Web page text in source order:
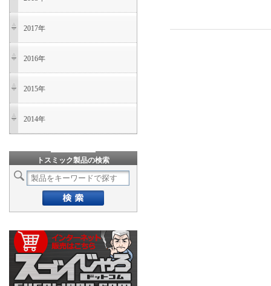
2017年
2016年
2015年
2014年
トスミック製品の検索